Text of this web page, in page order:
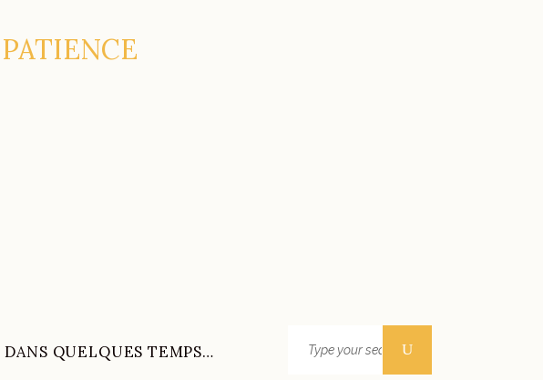
DANS QUELQUES TEMPS…